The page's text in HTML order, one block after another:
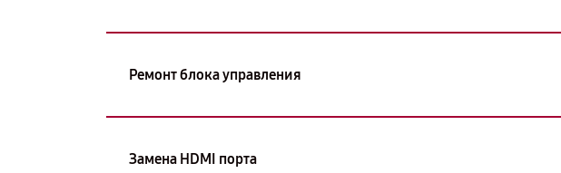
Ремонт блока управления
Замена HDMI порта